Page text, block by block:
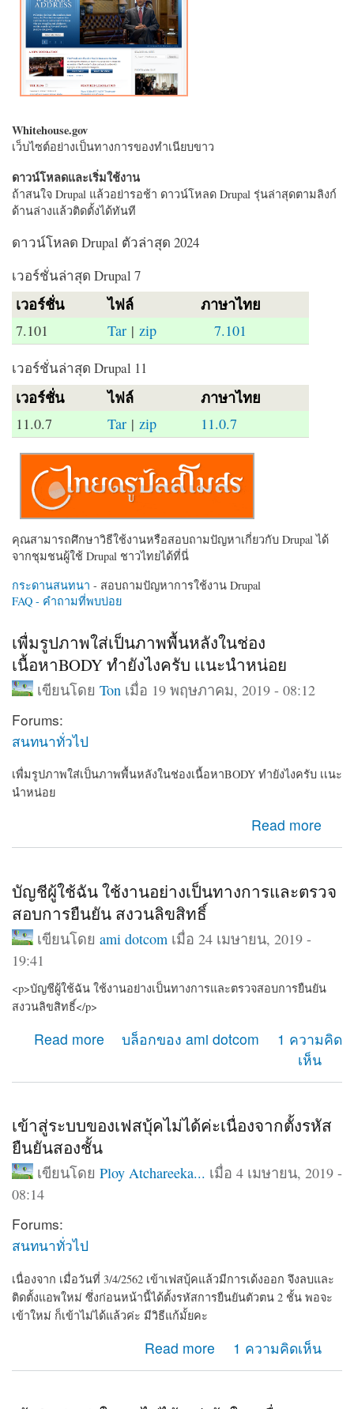
Whitehouse.gov
เว็บไซต์อย่างเป็นทางการของทำเนียบขาว
ดาวน์โหลดและเริ่มใช้งาน
ถ้าสนใจ Drupal แล้วอย่ารอช้า ดาวน์โหลด Drupal รุ่นล่าสุดตามลิงก์
ด้านล่างแล้วติดตั้งได้ทันที
ดาวน์โหลด Drupal ตัวล่าสุด 2024
เวอร์ชั่นล่าสุด Drupal 7
เวอร์ชั่น ไฟล์ ภาษาไทย
7.101 Tar |zip 7.101
เวอร์ชั่นล่าสุด Drupal 11
เวอร์ชั่น ไฟล์ ภาษาไทย
11.0.7 Tar | zip 11.0.7
คุณสามารถศึกษาวิธีใช้งานหรือสอบถามปัญหาเกี่ยวกับ Drupal ได้
จากชุมชนผู้ใช้ Drupal ชาวไทยได้ที่นี่
กระดานสนทนา - สอบถามปัญหาการใช้งาน Drupal
FAQ - คำถามที่พบบ่อย
เพื่มรูปภาพใส่เป็นภาพพื้นหลังในช่อง
เนื้อหาBODY ทำยังไงครับ เเนะนำหน่อย
เขียนโดย Ton เมื่อ 19 พฤษภาคม, 2019 - 08:12
Forums:
สนทนาทั่วไป
เพื่มรูปภาพใส่เป็นภาพพื้นหลังในช่องเนื้อหาBODY ทำยังไงครับ เเนะ
นำหน่อย
Read more
about เพื่มรูปภาพใส่เป็นภาพพื้นหลังในช่องเนื้อหาBODY
ทำยังไงครับ เเนะนำหน่อย
บัญชีผู้ใช้ฉัน ใช้งานอย่างเป็นทางการและตรวจ
สอบการยืนยัน สงวนลิขสิทธิ์
เขียนโดย ami dotcom เมื่อ 24 เมษายน, 2019 -
19:41
<p>บัญชีผู้ใช้ฉัน ใช้งานอย่างเป็นทางการและตรวจสอบการยืนยัน
สงวนลิขสิทธิ์</p>
Read more
about บัญชีผู้ใช้ฉัน ใช้งานอย่างเป็นทางการและตรวจสอบ
การยืนยัน สงวนลิขสิทธิ์
บล็อกของ ami dotcom
1 ความคิด
เห็น
เข้าสู่ระบบของเฟสบุ้คไม่ได้ค่ะเนื่องจากตั้งรหัส
ยืนยันสองชั้น
เขียนโดย Ploy Atchareeka... เมื่อ 4 เมษายน, 2019 -
08:14
Forums:
สนทนาทั่วไป
เนื่องจาก เมื่อวันที่ 3/4/2562 เข้าเฟสบุ้คแล้วมีการเด้งออก จึงลบและ
ติดตั้งแอพใหม่ ซึ่งก่อนหน้านี้ได้ตั้งรหัสการยืนยันตัวตน 2 ชั้น พอจะ
เข้าใหม่ ก็เข้าไม่ได้แล้วค่ะ มีวิธีแก้มั้ยคะ
Read more
about เข้าสู่ระบบของเฟสบุ้คไม่ได้ค่ะเนื่องจากตั้งรหัสยืนยัน
สองชั้น
1 ความคิดเห็น